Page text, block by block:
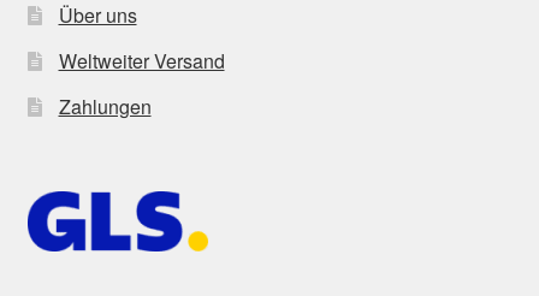
Über uns
Weltweiter Versand
Zahlungen